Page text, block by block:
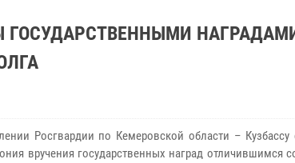
Росгвардии по Кемеровской области – Кузбассу
вручения государственных наград отличившимся